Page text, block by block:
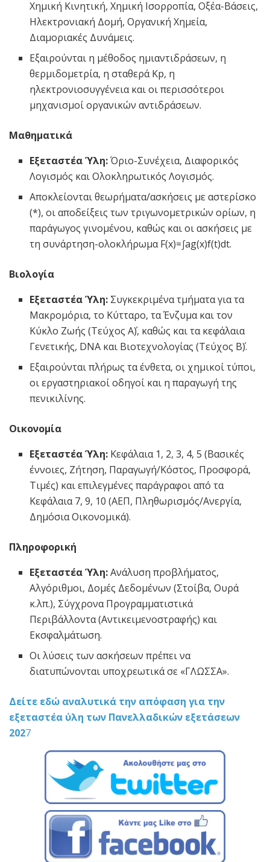
Χημική Κινητική, Χημική Ισορροπία, Οξέα-Βάσεις,
Ηλεκτρονιακή Δομή, Οργανική Χημεία,
Διαμοριακές Δυνάμεις.
Εξαιρούνται η μέθοδος ημιαντιδράσεων, η
θερμιδομετρία, η σταθερά Kp​, η
ηλεκτρονιοσυγγένεια και οι περισσότεροι
μηχανισμοί οργανικών αντιδράσεων.
Μαθηματικά
Εξεταστέα Ύλη:Όριο-Συνέχεια, Διαφορικός
Λογισμός και Ολοκληρωτικός Λογισμός.
Αποκλείονται θεωρήματα/ασκήσεις με αστερίσκο
(*), οι αποδείξεις των τριγωνομετρικών ορίων, η
παράγωγος γινομένου, καθώς και οι ασκήσεις με
τη συνάρτηση-ολοκλήρωμα F(x)=∫ag(x)​f(t)dt.
Βιολογία
Εξεταστέα Ύλη: Συγκεκριμένα τμήματα για τα
Μακρομόρια, το Κύτταρο, τα Ένζυμα και τον
Κύκλο Ζωής (Τεύχος Α΄), καθώς και τα κεφάλαια
Γενετικής, DNA και Βιοτεχνολογίας (Τεύχος Β΄).
Εξαιρούνται πλήρως τα ένθετα, οι χημικοί τύποι,
οι εργαστηριακοί οδηγοί και η παραγωγή της
πενικιλίνης.
Οικονομία
Εξεταστέα Ύλη: Κεφάλαια 1, 2, 3, 4, 5 (Βασικές
έννοιες, Ζήτηση, Παραγωγή/Κόστος, Προσφορά,
Τιμές) και επιλεγμένες παράγραφοι από τα
Κεφάλαια 7, 9, 10 (ΑΕΠ, Πληθωρισμός/Ανεργία,
Δημόσια Οικονομικά).
Πληροφορική
Εξεταστέα Ύλη:Ανάλυση προβλήματος,
Αλγόριθμοι, Δομές Δεδομένων (Στοίβα, Ουρά
κ.λπ.), Σύγχρονα Προγραμματιστικά
Περιβάλλοντα (Αντικειμενοστραφής) και
Εκσφαλμάτωση.
Οι λύσεις των ασκήσεων πρέπει να
διατυπώνονται υποχρεωτικά σε «ΓΛΩΣΣΑ».
Δείτε εδώ αναλυτικά την απόφαση για την
εξεταστέα ύλη των Πανελλαδικών εξετάσεων
2027